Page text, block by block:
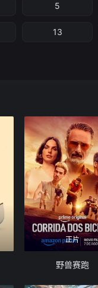
5
13
正片
野兽赛跑